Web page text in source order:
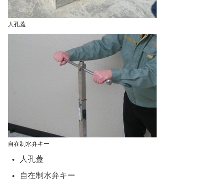
人孔蓋
自在制水弁キー
人孔蓋
自在制水弁キー